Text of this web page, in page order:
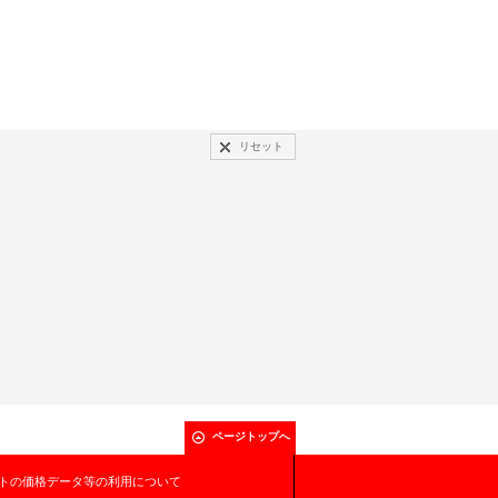
リセット
ページトップへ
の価格データ等の利用について